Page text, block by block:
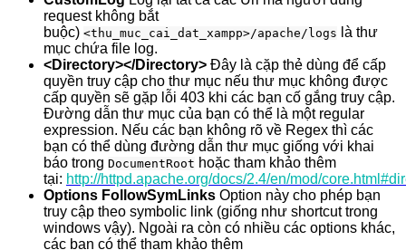
request không bắt
buộc) <thu_muc_cai_dat_xampp>/apache/logs là thư
mục chứa file log.
<Directory></Directory> Đây là cặp thẻ dùng để cấp
quyền truy cập cho thư mục nếu thư mục không được
cấp quyền sẽ gặp lỗi 403 khi các bạn cố gắng truy cập.
Đường dẫn thư mục của bạn có thể là một regular
expression. Nếu các bạn không rõ về Regex thì các
bạn có thể dùng đường dẫn thư mục giống với khai
báo trong DocumentRoot hoặc tham khảo thêm
tại: http://httpd.apache.org/docs/2.4/en/mod/
Options FollowSymLinks Option này cho phép bạn
truy cập theo symbolic link (giống như shortcut trong
windows vậy). Ngoài ra còn có nhiều các options khác,
các bạn có thể tham khảo thêm